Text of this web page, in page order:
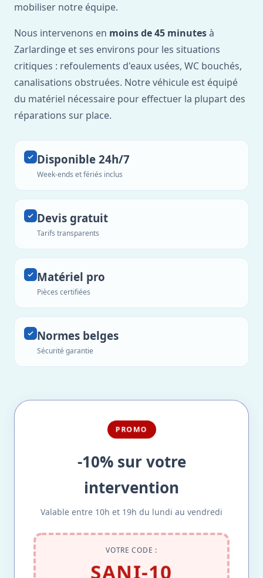
mobiliser notre équipe.
Nous intervenons en moins de 45 minutesà
Zarlardinge et ses environs pour les situations
critiques : refoulements d'eaux usées, WC bouchés,
canalisations obstruées. Notre véhicule est équipé
du matériel nécessaire pour effectuer la plupart des
réparations sur place.
Disponible 24h/7
Week-ends et fériés inclus
Devis gratuit
Tarifs transparents
Matériel pro
Pièces certifiées
Normes belges
Sécurité garantie
PROMO
-10% sur votre
intervention
Valable entre 10h et 19h du lundi au vendredi
VOTRE CODE :
SANI-10